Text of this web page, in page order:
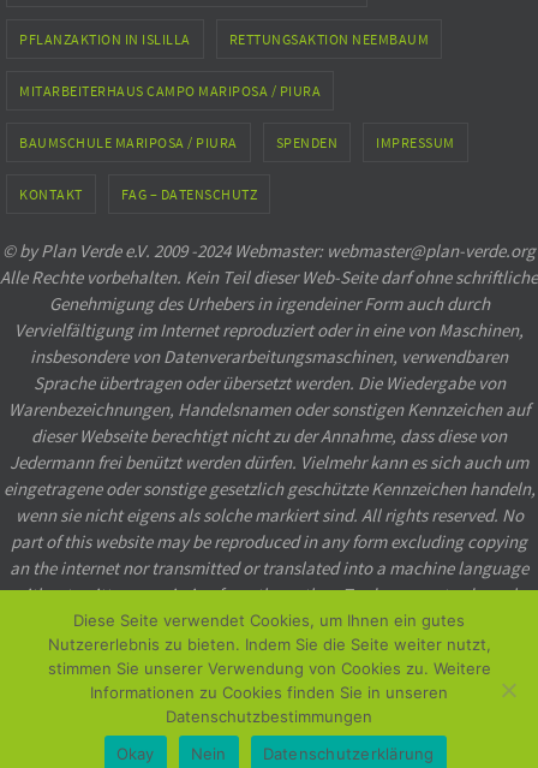
PFLANZAKTION IN ISLILLA RETTUNGSAKTION NEEMBAUM
MITARBEITERHAUS CAMPO MARIPOSA / PIURA
BAUMSCHULE MARIPOSA / PIURA SPENDEN IMPRESSUM
KONTAKT FAG – DATENSCHUTZ
© by Plan Verde e.V. 2009 -2024 Webmaster: webmaster@plan-verde.org
Alle Rechte vorbehalten. Kein Teil dieser Web-Seite darf ohne schriftliche
Genehmigung des Urhebers in irgendeiner Form auch durch
Vervielfältigung im Internet reproduziert oder in eine von Maschinen,
insbesondere von Datenverarbeitungsmaschinen, verwendbaren
Sprache übertragen oder übersetzt werden. Die Wiedergabe von
Warenbezeichnungen, Handelsnamen oder sonstigen Kennzeichen auf
dieser Webseite berechtigt nicht zu der Annahme, dass diese von
Jedermann frei benützt werden dürfen. Vielmehr kann es sich auch um
eingetragene oder sonstige gesetzlich geschützte Kennzeichen handeln,
wenn sie nicht eigens als solche markiert sind. All rights reserved. No
part of this website may be reproduced in any form excluding copying
an the internet nor transmitted or translated into a machine language
without written permission from the author. Tradenames, trademarks
etc. used in this website even when not specially marked as such, may
not be considered unprotected by law.
Powered byNirvana&WordPress.
Diese Seite verwendet Cookies, um Ihnen ein gutes
Nutzererlebnis zu bieten. Indem Sie die Seite weiter nutzt,
stimmen Sie unserer Verwendung von Cookies zu. Weitere
Informationen zu Cookies finden Sie in unseren
Datenschutzbestimmungen
Okay
Nein Datenschutzerklärung